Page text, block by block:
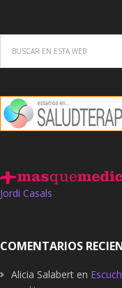
Jordi Casals
COMENTARIOS
Alicia Salabert en